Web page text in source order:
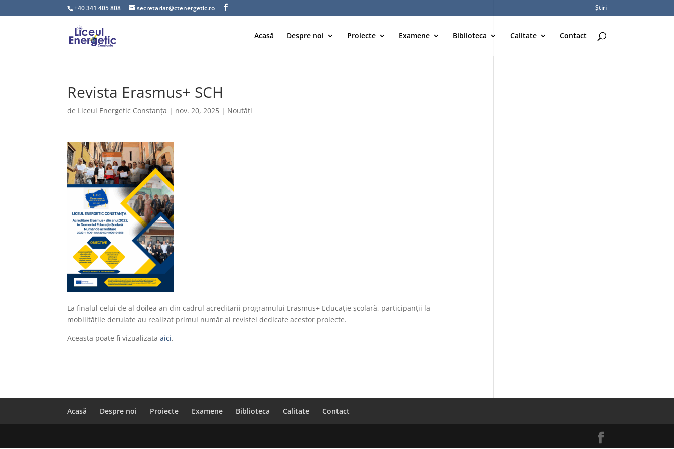
+40 341 405 808 secretariat@ctenergetic.ro Știri
Acasă Despre noi Proiecte Examene Biblioteca Calitate Contact
Revista Erasmus+ SCH
de Liceul Energetic Constanța | nov. 20, 2025 | Noutăți
La finalul celui de al doilea an din cadrul acreditarii programului Erasmus+ Educație școlară, participanții la
mobilitățile derulate au realizat primul număr al revistei dedicate acestor proiecte.
Aceasta poate fi vizualizataaici.
Acasă Despre noi Proiecte Examene Biblioteca Calitate Contact